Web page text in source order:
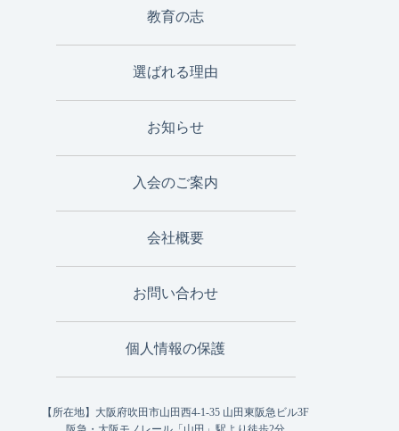
教育の志
選ばれる理由
お知らせ
入会のご案内
会社概要
お問い合わせ
個人情報の保護
【所在地】大阪府吹田市山田西4-1-35 山田東阪急ビル3F